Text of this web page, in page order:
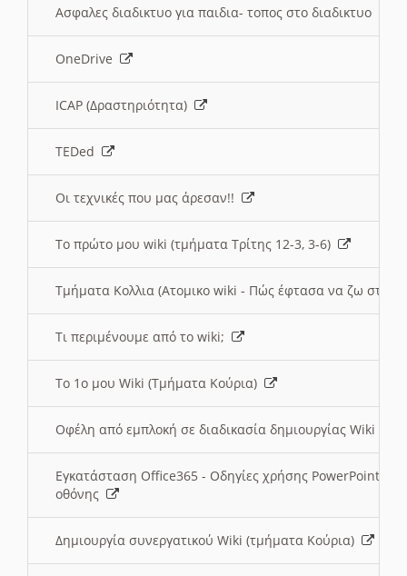
Ασφαλες διαδικτυο για παιδια- τοπος στο διαδικτυο
OneDrive
ICAP (Δραστηριότητα)
TEDed
Οι τεχνικές που μας άρεσαν!!
Το πρώτο μου wiki (τμήματα Τρίτης 12-3, 3-6)
Τμήματα Κολλια (Ατομικο wiki - Πώς έφτασα να ζω στην
Τι περιμένουμε από το wiki;
Το 1ο μου Wiki (Τμήματα Κούρια)
Οφέλη από εμπλοκή σε διαδικασία δημιουργίας Wiki
Εγκατάσταση Office365 - Οδηγίες χρήσης PowerPoint
οθόνης
Δημιουργία συνεργατικού Wiki (τμήματα Κούρια)